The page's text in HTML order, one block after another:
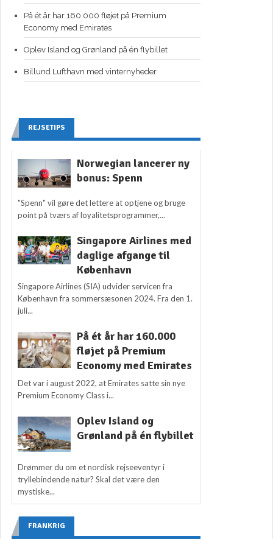
På ét år har 160.000 fløjet på Premium
Economy med Emirates
Oplev Island og Grønland på én flybillet
Billund Lufthavn med vinternyheder
REJSETIPS
Norwegian lancerer ny
bonus: Spenn
"Spenn" vil gøre det lettere at optjene og bruge
point på tværs af loyalitetsprogrammer,...
Singapore Airlines med
daglige afgange til
København
Singapore Airlines (SIA) udvider servicen fra
København fra sommersæsonen 2024. Fra den 1.
juli...
På ét år har 160.000
fløjet på Premium
Economy med Emirates
Det var i august 2022, at Emirates satte sin nye
Premium Economy Class i...
Oplev Island og
Grønland på én flybillet
Drømmer du om et nordisk rejseeventyr i
tryllebindende natur? Skal det være den
mystiske...
FRANKRIG